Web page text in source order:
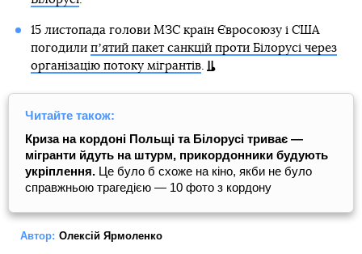
15 листопада голови МЗС країн Євросоюзу і США
погодили пʼятий пакет санкцій проти Білорусі через
організацію потоку мігрантів.
Читайте також:
Криза на кордоні Польщі та Білорусі триває —
мігранти йдуть на штурм, прикордонники будують
укріплення. Це було б схоже на кіно, якби не було
справжньою трагедією — 10 фото з кордону
Автор: Олексій Ярмоленко